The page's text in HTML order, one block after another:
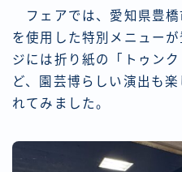
フェアでは、愛知県豊橋
を使用した特別メニュー
ジには折り紙の「トゥン
ど、園芸博らしい演出も
れてみました。